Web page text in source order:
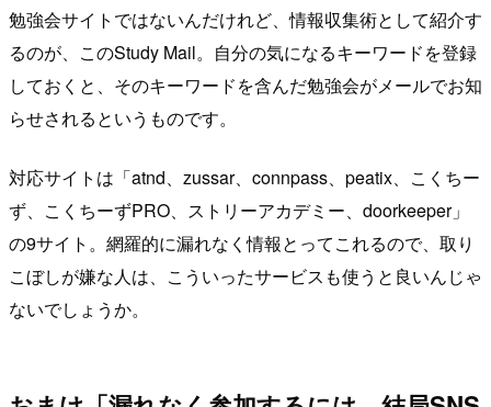
勉強会サイトではないんだけれど、情報収集術として紹介す
るのが、このStudy Mail。自分の気になるキーワードを登録
しておくと、そのキーワードを含んだ勉強会がメールでお知
らせされるというものです。
対応サイトは「atnd、zussar、connpass、peatix、こくちー
ず、こくちーずPRO、ストリーアカデミー、doorkeeper」
の9サイト。網羅的に漏れなく情報とってこれるので、取り
こぼしが嫌な人は、こういったサービスも使うと良いんじゃ
ないでしょうか。